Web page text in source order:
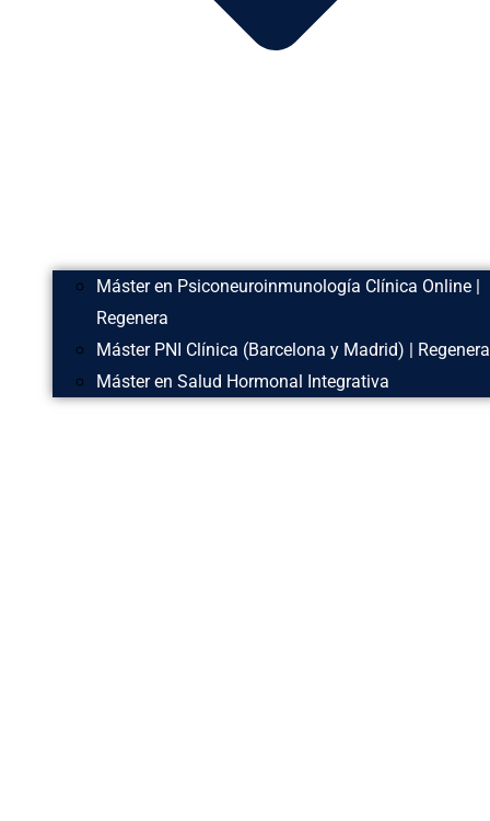
Máster en Psiconeuroinmunología Clínica Online |
Regenera
Máster PNI Clínica (Barcelona y Madrid) | Regenera
Máster en Salud Hormonal Integrativa